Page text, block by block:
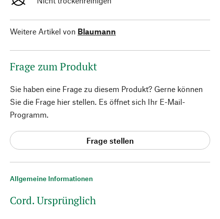
Allgemeine Informationen
Cord. Ursprünglich
Weitere Artikel von Blaumann
Frage zum Produkt
Sie haben eine Frage zu diesem Produkt? Gerne können
Sie die Frage hier stellen. Es öffnet sich Ihr E-Mail-
Programm.
Frage stellen